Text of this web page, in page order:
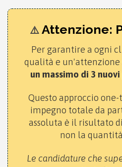
⚠️ Attenzione:
Per garantire a ogni
qualità e un'attenzione
un massimo di 3
Questo approccio
impegno totale da
assoluta è il risultato
non la
Le candidature che